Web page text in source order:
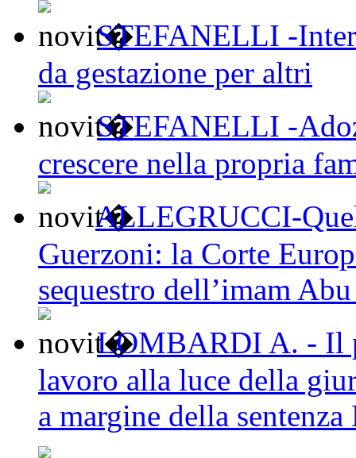
STEFANELLI -
da gestazione per altri
STEFANELLI -
crescere nella propria
ALLEGRUCCI-
Guerzoni: la Corte
sequestro dell’imam
LOMBARDI A. - Il
lavoro alla luce della
a margine della